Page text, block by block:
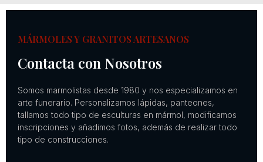
MÁRMOLES Y GRANITOS ARTESANOS
Contacta con Nosotros
Somos marmolistas desde 1980 y nos especializamos en
arte funerario. Personalizamos lápidas, panteones,
tallamos todo tipo de esculturas en mármol, modificamos
inscripciones y añadimos fotos, además de realizar todo
tipo de construcciones.